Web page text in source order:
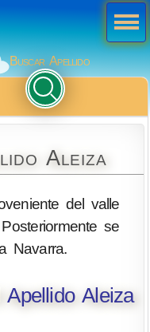
Buscar Apellido
Aleiza
del valle
se
Navarra.
Aleiza
Men
ú